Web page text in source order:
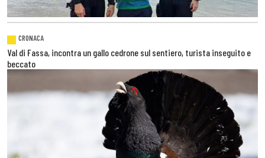
CRONACA
Val di Fassa, incontra un gallo cedrone sul sentiero, turista inseguito e
beccato